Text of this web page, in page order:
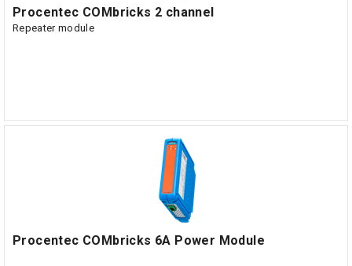
Procentec COMbricks 2 channel
Repeater module
Procentec COMbricks 6A Power Module